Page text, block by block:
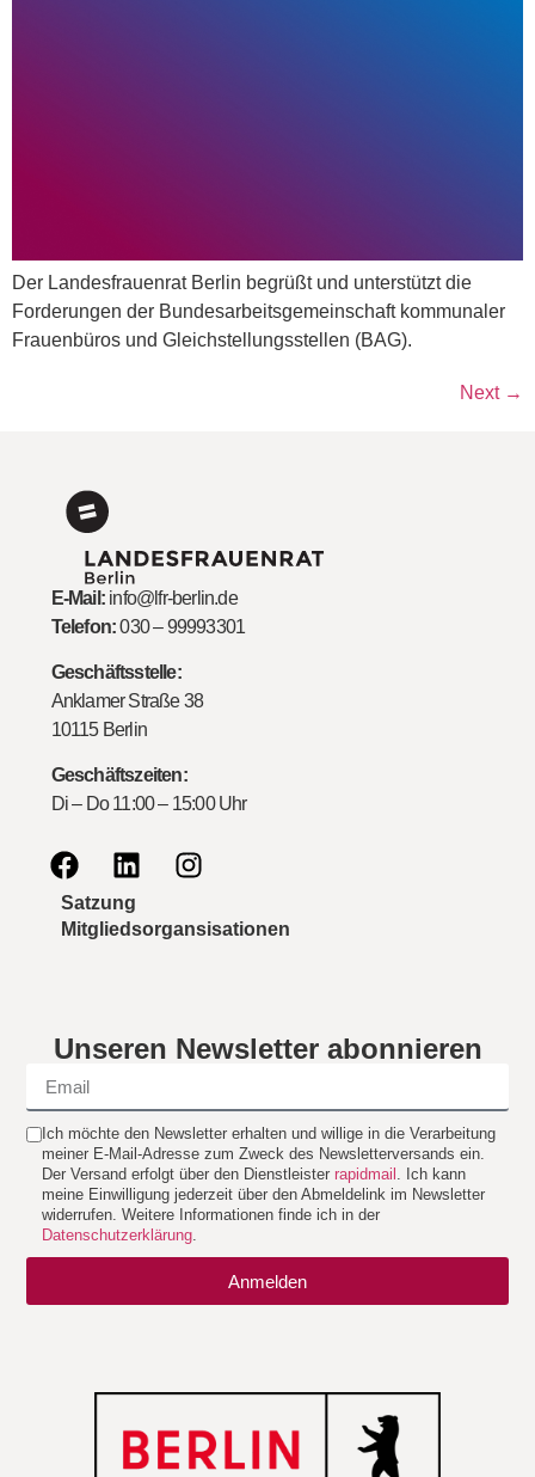
Der Landesfrauenrat Berlin begrüßt und unterstützt die
Forderungen der Bundesarbeitsgemeinschaft kommunaler
Frauenbüros und Gleichstellungsstellen (BAG).
Next →
E-Mail:info@lfr-berlin.de
Telefon:030 – 99993301
Geschäftsstelle:
Anklamer Straße 38
10115 Berlin
Geschäftszeiten:
Di – Do 11:00 – 15:00 Uhr
Satzung
Mitgliedsorgansisationen
Unseren Newsletter abonnieren
Ich möchte den Newsletter erhalten und willige in die Verarbeitung
meiner E-Mail-Adresse zum Zweck des Newsletterversands ein.
Der Versand erfolgt über den Dienstleisterrapidmail . Ich kann
meine Einwilligung jederzeit über den Abmeldelink im Newsletter
widerrufen. Weitere Informationen finde ich in der
Datenschutzerklärung.
Anmelden